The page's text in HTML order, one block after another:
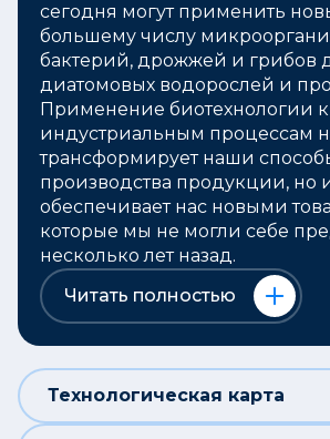
сегодня могут применить
большему числу
бактерий, дрожжей и грибов
диатомовых водорослей и
Применение биотехнологии к
индустриальным процессам
трансформирует наши
производства продукции, но
обеспечивает нас новыми
которые мы не могли себе
несколько лет назад.
Читать полностью
Технологическая карта